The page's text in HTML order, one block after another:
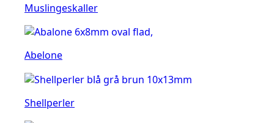
Muslingeskaller
Abelone
Shellperler